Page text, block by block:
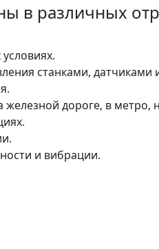
в различных
станками, датчиками
дороге, в метро,
и вибрации.